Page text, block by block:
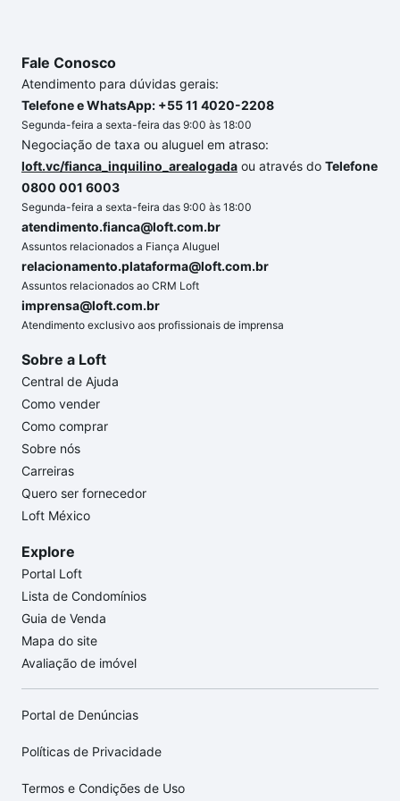
Fale Conosco
Atendimento para dúvidas gerais:
Telefone e WhatsApp: +55 11 4020-2208
Segunda-feira a sexta-feira das 9:00 às 18:00
Negociação de taxa ou aluguel em atraso:
loft.vc/fianca_inquilino_arealogada ou através do Telefone
0800 001 6003
Segunda-feira a sexta-feira das 9:00 às 18:00
atendimento.fianca@loft.com.br
Assuntos relacionados a Fiança Aluguel
relacionamento.plataforma@loft.com.br
Assuntos relacionados ao CRM Loft
imprensa@loft.com.br
Atendimento exclusivo aos profissionais de imprensa
Sobre a Loft
Central de Ajuda
Como vender
Como comprar
Sobre nós
Carreiras
Quero ser fornecedor
Loft México
Explore
Portal Loft
Lista de Condomínios
Guia de Venda
Mapa do site
Avaliação de imóvel
Portal de Denúncias
Políticas de Privacidade
Termos e Condições de Uso